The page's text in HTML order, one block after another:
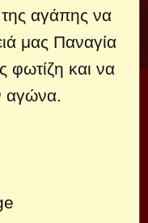
αγάπης να
μας Παναγία
και να
αγώνα.